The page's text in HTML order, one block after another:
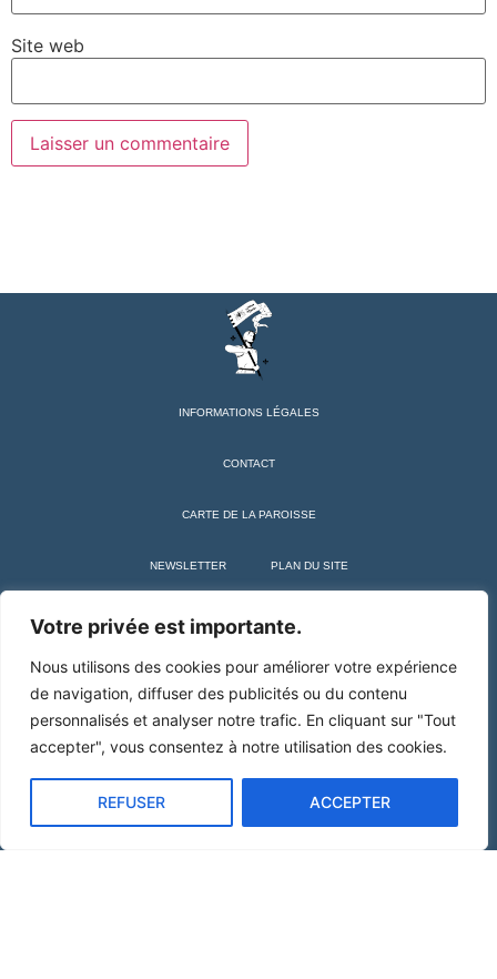
Votre privée est importante.
Nous utilisons des cookies pour améliorer votre expérience
de navigation, diffuser des publicités ou du contenu
personnalisés et analyser notre trafic. En cliquant sur "Tout
accepter", vous consentez à notre utilisation des cookies.
REFUSER ACCEPTER
Site web
INFORMATIONS LÉGALES
CONTACT
CARTE DE LA PAROISSE
NEWSLETTER PLAN DU SITE
+ SAINT MARTIN DE TOURS